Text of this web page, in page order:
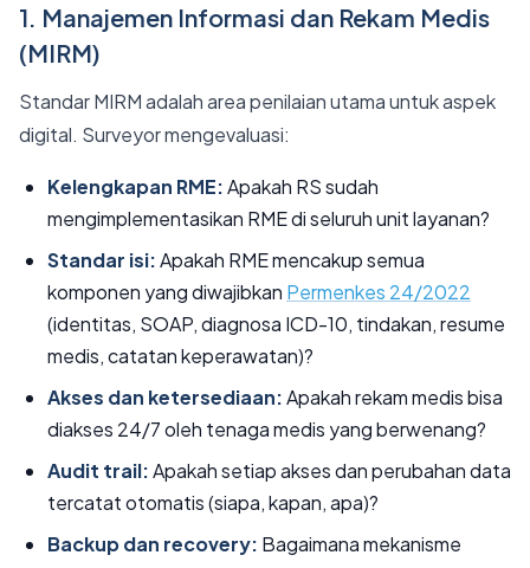
1. Manajemen Informasi dan Rekam Medis
(MIRM)
Standar MIRM adalah area penilaian utama untuk aspek
digital. Surveyor mengevaluasi:
Kelengkapan RME:Apakah RS sudah
mengimplementasikan RME di seluruh unit layanan?
Standar isi:Apakah RME mencakup semua
komponen yang diwajibkan Permenkes 24/2022
(identitas, SOAP, diagnosa ICD-10, tindakan, resume
medis, catatan keperawatan)?
Akses dan ketersediaan:Apakah rekam medis bisa
diakses 24/7 oleh tenaga medis yang berwenang?
Audit trail:Apakah setiap akses dan perubahan data
tercatat otomatis (siapa, kapan, apa)?
Backup dan recovery: Bagaimana mekanisme